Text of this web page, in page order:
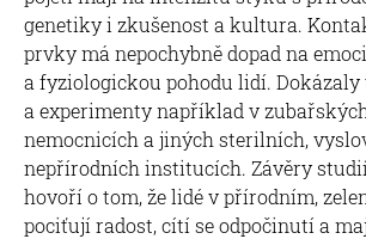
genetiky i zkušenost a kultura.
prvky má nepochybně dopad na
a fyziologickou pohodu lidí. Dokázaly
a experimenty například v
nemocnicích a jiných sterilních,
nepřírodních institucích. Závěry
hovoří o tom, že lidé v přírodním,
pociťují radost, cítí se odpočinutí a